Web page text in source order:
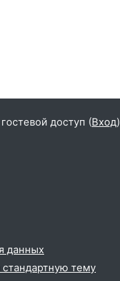
доступ (Вход)
данных
тему